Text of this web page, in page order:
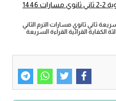
1446
2-2 الوحده الثالثة الكفاية القرائية القراءة السريعة